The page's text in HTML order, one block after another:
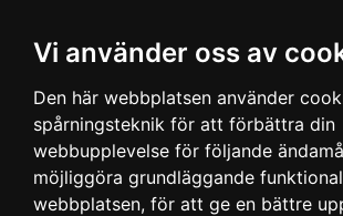
Vi använder oss av
Den här webbplatsen använder
spårningsteknik för att förbättra din
webbupplevelse för följande
möjliggöra grundläggande
webbplatsen, för att ge en bättre